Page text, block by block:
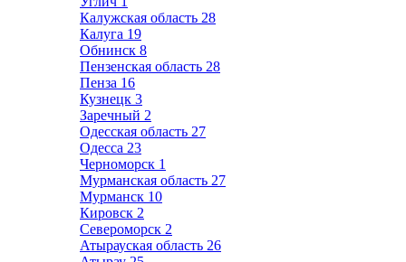
Калужская область 28
Калуга 19
Обнинск 8
Пензенская область 28
Пенза 16
Кузнецк 3
Заречный 2
Одесская область 27
Одесса 23
Черноморск 1
Мурманская область 27
Мурманск 10
Кировск 2
Североморск 2
Атырауская область 26